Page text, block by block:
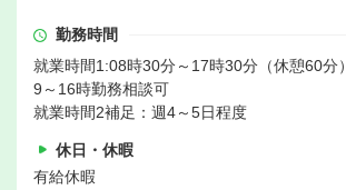
勤務時間
就業時間1:08時30分～17時30分（休憩60分）
9～16時勤務相談可
就業時間2補足：週4～5日程度
休日・休暇
有給休暇